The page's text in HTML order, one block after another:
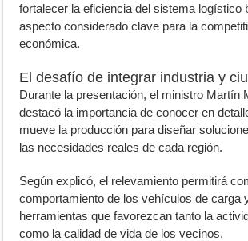
fortalecer la eficiencia del sistema logístico
aspecto considerado clave para la
económica.
El desafío de integrar industria y
Durante la presentación, el ministro Martín
destacó la importancia de conocer en
mueve la producción para diseñar
las necesidades reales de cada región.
Según explicó, el relevamiento permitirá
comportamiento de los vehículos de carga
herramientas que favorezcan tanto la
como la calidad de vida de los vecinos.